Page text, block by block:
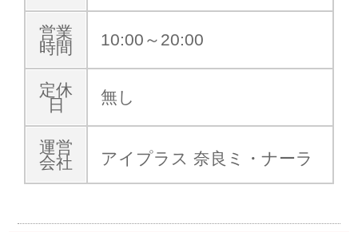
営業
時間
10:00～20:00
定休
日
無し
運営
会社
アイプラス 奈良ミ・ナーラ